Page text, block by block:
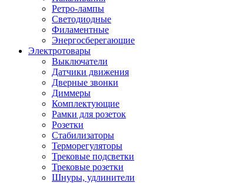
Ретро-лампы
Светодиодные
Филаментные
Энергосберегающие
Электротовары
Выключатели
Датчики движения
Дверные звонки
Диммеры
Комплектующие
Рамки для розеток
Розетки
Стабилизаторы
Терморегуляторы
Трековые подсветки
Трековые розетки
Шнуры, удлинители